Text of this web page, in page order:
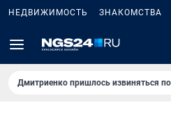
НЕДВИЖИМОСТЬ ЗНАКОМСТВА
Дмитриенко пришлось извиняться